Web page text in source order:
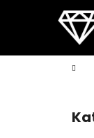
í
Zpět
do
Zpět
do